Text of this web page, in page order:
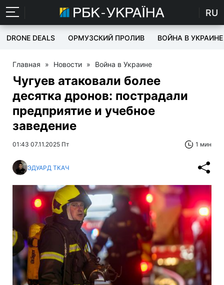
RU
DRONE DEALS ОРМУЗСКИЙ ПРОЛИВ ВОЙНА В УКРАИНЕ
Главная » Новости » Война в Украине
Чугуев атаковали более
десятка дронов: пострадали
предприятие и учебное
заведение
01:43 07.11.2025 Пт 1 мин
ЭДУАРД ТКАЧ